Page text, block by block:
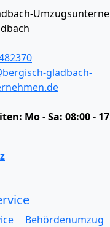
gladbach-
Mo - Sa: 08:00 -
Behördenumzug